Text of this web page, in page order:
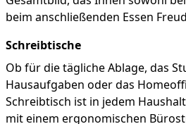
beim anschließenden Essen
Schreibtische
Ob für die tägliche Ablage, das
Hausaufgaben oder das
Schreibtisch ist in jedem
mit einem ergonomischen